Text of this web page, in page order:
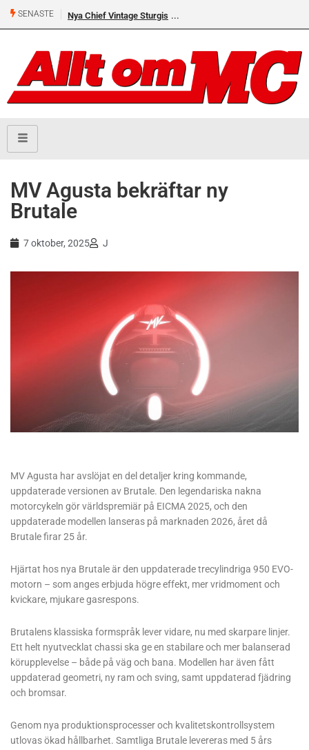
SENASTE Nya Chief Vintage Sturgis
MV Agusta bekräftar ny
Brutale
7 oktober, 2025 J
MV Agusta har avslöjat en del detaljer kring kommande,
uppdaterade versionen av Brutale. Den legendariska nakna
motorcykeln gör världspremiär på EICMA 2025, och den
uppdaterade modellen lanseras på marknaden 2026, året då
Brutale firar 25 år.
Hjärtat hos nya Brutale är den uppdaterade trecylindriga 950 EVO-
motorn – som anges erbjuda högre effekt, mer vridmoment och
kvickare, mjukare gasrespons.
Brutalens klassiska formspråk lever vidare, nu med skarpare linjer.
Ett helt nyutvecklat chassi ska ge en stabilare och mer balanserad
körupplevelse – både på väg och bana. Modellen har även fått
uppdaterad geometri, ny ram och sving, samt uppdaterad fjädring
och bromsar.
Genom nya produktionsprocesser och kvalitetskontrollsystem
utlovas ökad hållbarhet. Samtliga Brutale levereras med 5 års